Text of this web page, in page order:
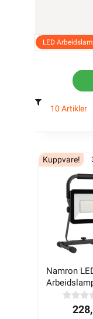
LED
10 Artikler
Namron
Kuppvare!